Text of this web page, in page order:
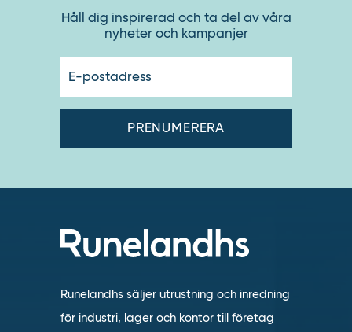
Håll dig inspirerad och ta del av våra
nyheter och kampanjer
Runelandhs säljer utrustning och inredning
för industri, lager och kontor till företag